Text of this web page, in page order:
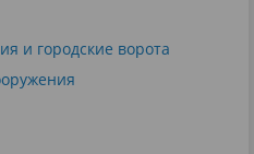
и городские ворота